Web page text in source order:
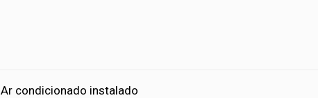
Ar condicionado instalado